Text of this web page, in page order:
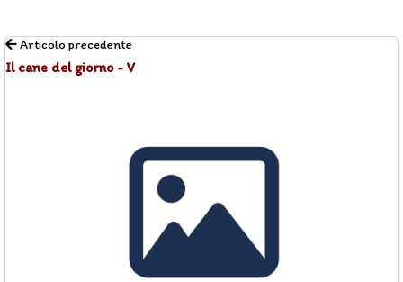
Articolo precedente
Il cane del giorno - V